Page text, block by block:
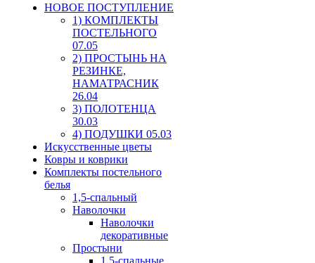
HОВОЕ ПОСТУПЛЕНИЕ
1) КОМПЛЕКТЫ
ПОСТЕЛЬНОГО
07.05
2) ПРОСТЫНЬ НА
РЕЗИНКЕ,
НАМАТРАСНИК
26.04
3) ПОЛОТЕНЦА
30.03
4) ПОДУШКИ 05.03
Искусственные цветы
Ковры и коврики
Комплекты постельного
белья
1,5-спальный
Наволочки
Наволочки
декоративные
Простыни
1,5-спальные